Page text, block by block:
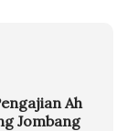
Ah
Jombang